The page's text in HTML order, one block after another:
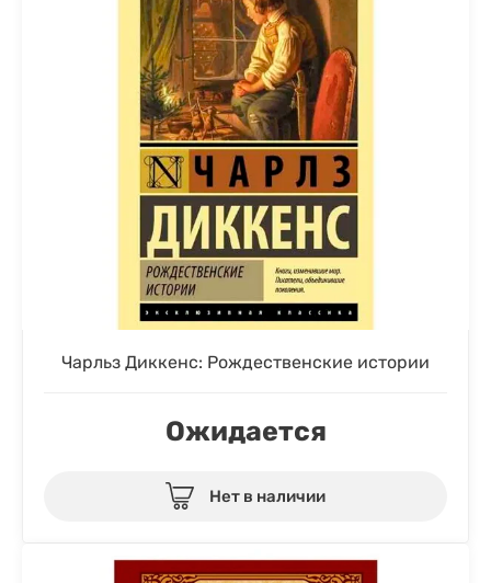
Чарльз Диккенс: Рождественские истории
Ожидается
Нет в наличии